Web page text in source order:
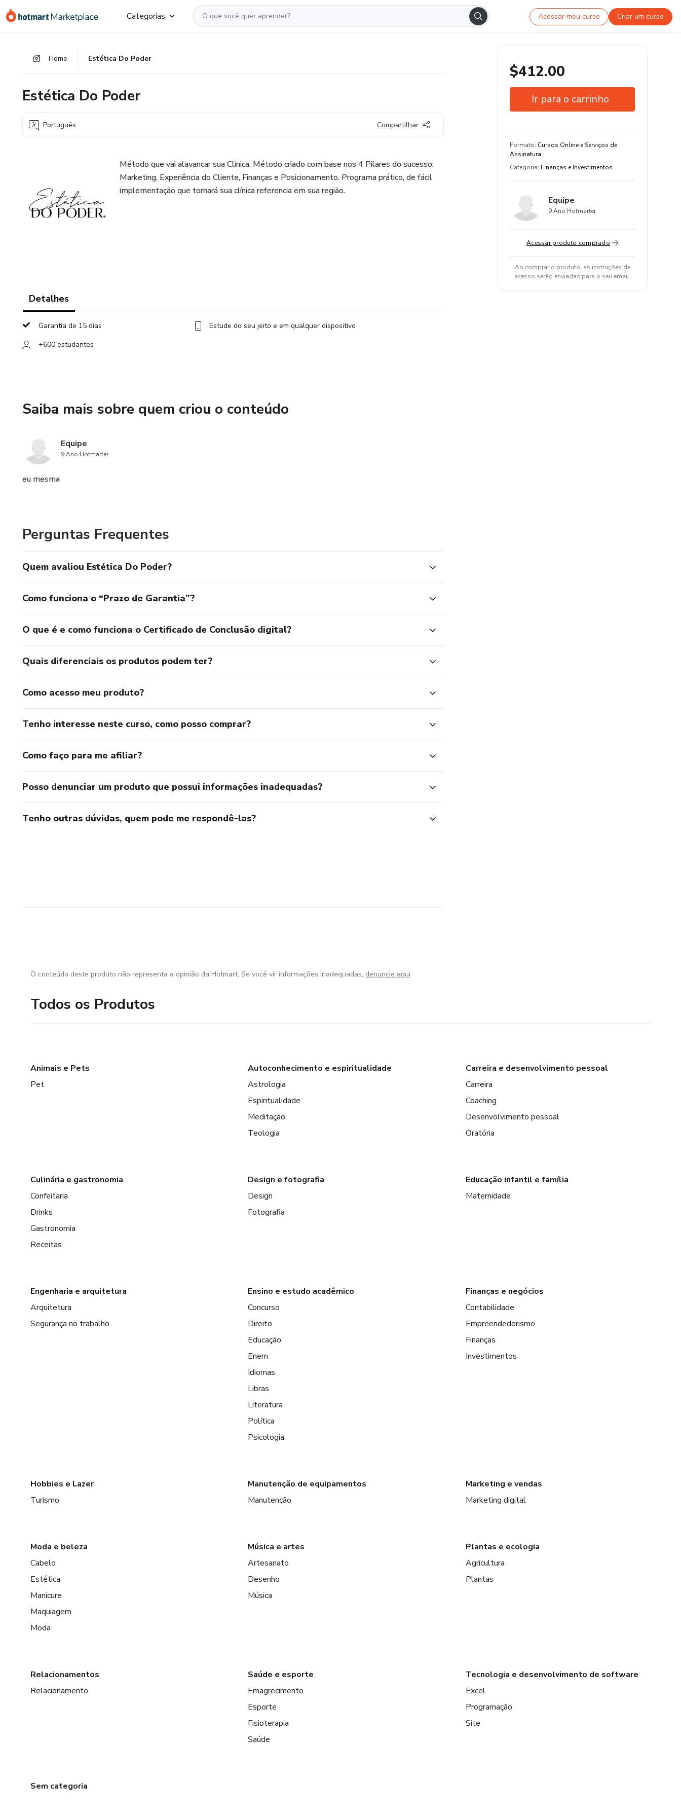
para
para
para
Categorias Acessar meu curso Criar um curso
Home Estética Do Poder
Estética Do Poder
Português Compartilhar
Método que vai alavancar sua Clínica. Método criado com base nos 4 Pilares do sucesso:
Marketing, Experiência do Cliente, Finanças e Posicionamento. Programa prático, de fácil
implementação que tornará sua clínica referencia em sua região.
Detalhes
Garantia de 15 dias
Estude do seu jeito e em qualquer dispositivo
+600 estudantes
Saiba mais sobre quem criou o conteúdo
Equipe
9 Ano Hotmarter
eu mesma
Perguntas Frequentes
Quem avaliou Estética Do Poder?
Como funciona o “Prazo de Garantia”?
O que é e como funciona o Certificado de Conclusão digital?
Quais diferenciais os produtos podem ter?
Como acesso meu produto?
Tenho interesse neste curso, como posso comprar?
Como faço para me afiliar?
Posso denunciar um produto que possui informações inadequadas?
Tenho outras dúvidas, quem pode me respondê-las?
$412.00
Ir para o carrinho
Estude do seu jeito e em qualquer
dispositivo
+600 estudantes
Formato: Cursos Online e Serviços de
Assinatura
Categoria: Finanças e Investimentos
Equipe
9 Ano Hotmarter
Acessar produto comprado
Ao comprar o produto, as instruções de
acesso serão enviadas para o seu email.
O conteúdo deste produto não representa a opinião da Hotmart. Se você vir informações inadequadas, denuncie aqui
Todos os Produtos
Animais e Pets
Pet
Autoconhecimento e espiritualidade
Astrologia
Espiritualidade
Meditação
Teologia
Carreira e desenvolvimento pessoal
Carreira
Coaching
Desenvolvimento pessoal
Oratória
Culinária e gastronomia
Confeitaria
Drinks
Gastronomia
Receitas
Design e fotografia
Design
Fotografia
Educação infantil e família
Maternidade
Engenharia e arquitetura
Arquitetura
Segurança no trabalho
Ensino e estudo acadêmico
Concurso
Direito
Educação
Enem
Idiomas
Libras
Literatura
Política
Psicologia
Finanças e negócios
Contabilidade
Empreendedorismo
Finanças
Investimentos
Hobbies e Lazer
Turismo
Manutenção de equipamentos
Manutenção
Marketing e vendas
Marketing digital
Moda e beleza
Cabelo
Estética
Manicure
Maquiagem
Moda
Música e artes
Artesanato
Desenho
Música
Plantas e ecologia
Agricultura
Plantas
Relacionamentos
Relacionamento
Saúde e esporte
Emagrecimento
Esporte
Fisioterapia
Saúde
Tecnologia e desenvolvimento de software
Excel
Programação
Site
Sem categoria